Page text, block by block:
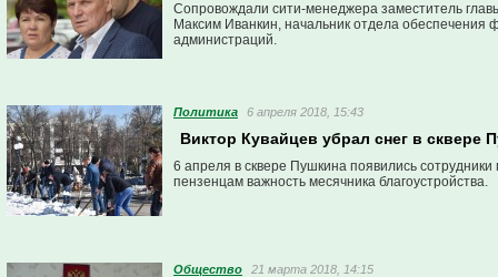
Сопровождали сити-менеджера заместитель
Максим Иванкин, начальник отдела обеспечения
администраций.
Политика 6 апреля 2018, 15:43
Виктор Кувайцев убрал снег в сквере
6 апреля в сквере Пушкина появились
пензенцам важность месячника благоустройства.
Общество 21 марта 2018, 14:15